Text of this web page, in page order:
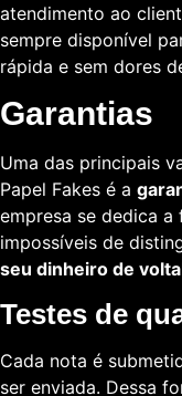
atendimento ao
sempre disponível
rápida e sem dores
Garantias
Uma das principais
Papel Fakes é a
empresa se dedica a
impossíveis de
seu dinheiro de
Testes de
Cada nota é
ser enviada. Dessa